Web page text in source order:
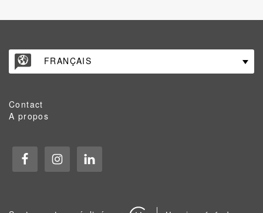
FRANÇAIS
Contact
A propos